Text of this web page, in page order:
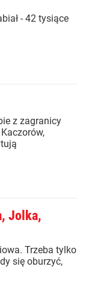
- 42 tysiące
z zagranicy
Jolka,
Trzeba tylko
się oburzyć,